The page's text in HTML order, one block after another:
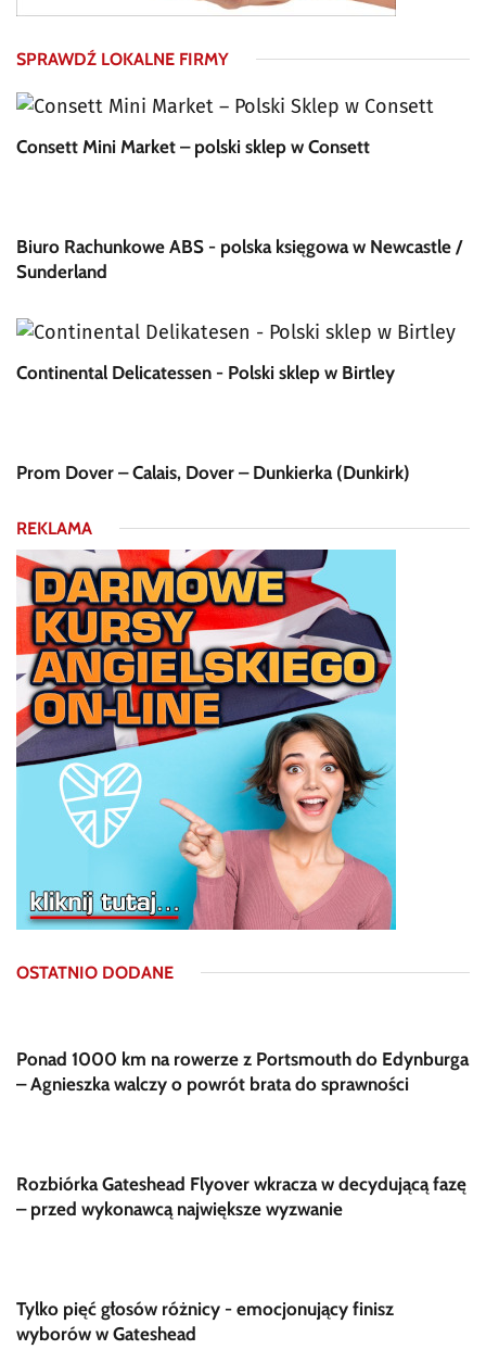
SPRAWDŹ LOKALNE FIRMY
Consett Mini Market – polski sklep w Consett
Biuro Rachunkowe ABS - polska księgowa w Newcastle /
Sunderland
Continental Delicatessen - Polski sklep w Birtley
Prom Dover – Calais, Dover – Dunkierka (Dunkirk)
REKLAMA
OSTATNIO DODANE
Ponad 1000 km na rowerze z Portsmouth do Edynburga
– Agnieszka walczy o powrót brata do sprawności
Rozbiórka Gateshead Flyover wkracza w decydującą fazę
– przed wykonawcą największe wyzwanie
Tylko pięć głosów różnicy - emocjonujący finisz
wyborów w Gateshead